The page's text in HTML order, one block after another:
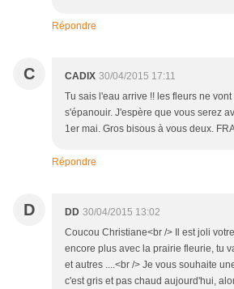
Répondre
C CADIX 30/04/2015 17:11
Tu sais l'eau arrive !! les fleurs ne
s'épanouir. J'espère que vous serez
1er mai. Gros bisous à vous deux.
Répondre
D DD 30/04/2015 13:02
Coucou Christiane<br /> Il est joli
encore plus avec la prairie fleurie, tu
et autres ....<br /> Je vous souhaite
c'est gris et pas chaud aujourd'hui,